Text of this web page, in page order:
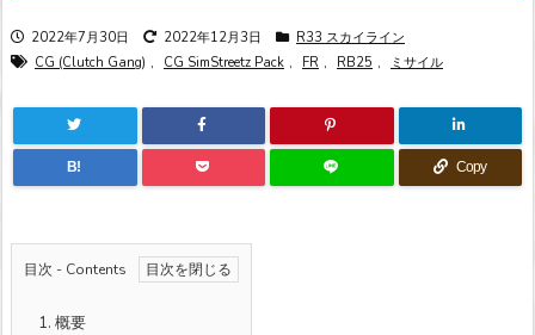
2022年7月30日 2022年12月3日
R33 スカイライン
CG (Clutch Gang) , CG SimStreetz Pack , FR , RB25 , ミサイル
B! Copy
目次 - Contents
1. 概要